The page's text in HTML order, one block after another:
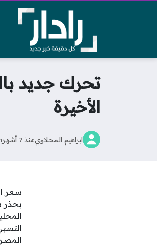
تحرك جديد
الأخيرة
ابراهيم المحلاويمنذ 7 أشهر
سعر
بحذر